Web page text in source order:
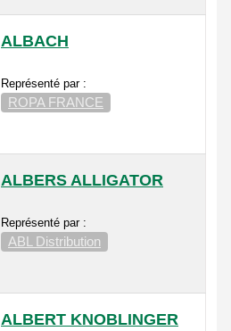
ALBACH
Représenté par :
ROPA FRANCE
ALBERS ALLIGATOR
Représenté par :
ABL Distribution
ALBERT KNOBLINGER